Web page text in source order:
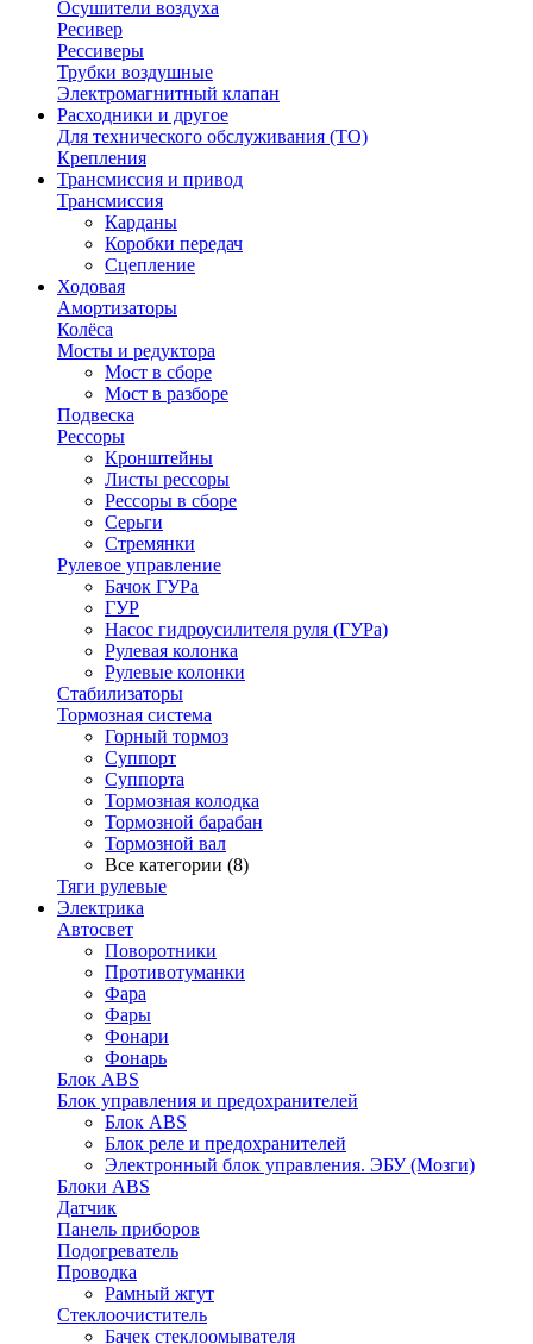
Осушители воздуха
Ресивер
Рессиверы
Трубки воздушные
Электромагнитный клапан
Расходники и другое
Для технического обслуживания (ТО)
Крепления
Трансмиссия и привод
Трансмиссия
Карданы
Коробки передач
Сцепление
Ходовая
Амортизаторы
Колёса
Мосты и редуктора
Мост в сборе
Мост в разборе
Подвеска
Рессоры
Кронштейны
Листы рессоры
Рессоры в сборе
Серьги
Стремянки
Рулевое управление
Бачок ГУРа
ГУР
Насос гидроусилителя руля (ГУРа)
Рулевая колонка
Рулевые колонки
Стабилизаторы
Тормозная система
Горный тормоз
Суппорт
Суппорта
Тормозная колодка
Тормозной барабан
Тормозной вал
Все категории (8)
Тяги рулевые
Электрика
Автосвет
Поворотники
Противотуманки
Фара
Фары
Фонари
Фонарь
Блок ABS
Блок управления и предохранителей
Блок ABS
Блок реле и предохранителей
Электронный блок управления. ЭБУ (Мозги)
Блоки ABS
Датчик
Панель приборов
Подогреватель
Проводка
Рамный жгут
Стеклоочиститель
Бачек стеклоомывателя